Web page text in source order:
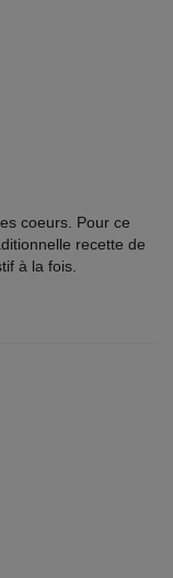
coeurs. Pour ce
recette de
à la fois.